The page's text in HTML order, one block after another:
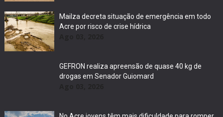
Mailza decreta situação de emergência em todo
Acre por risco de crise hídrica
GEFRON realiza apreensão de quase 40 kg de
drogas em Senador Guiomard